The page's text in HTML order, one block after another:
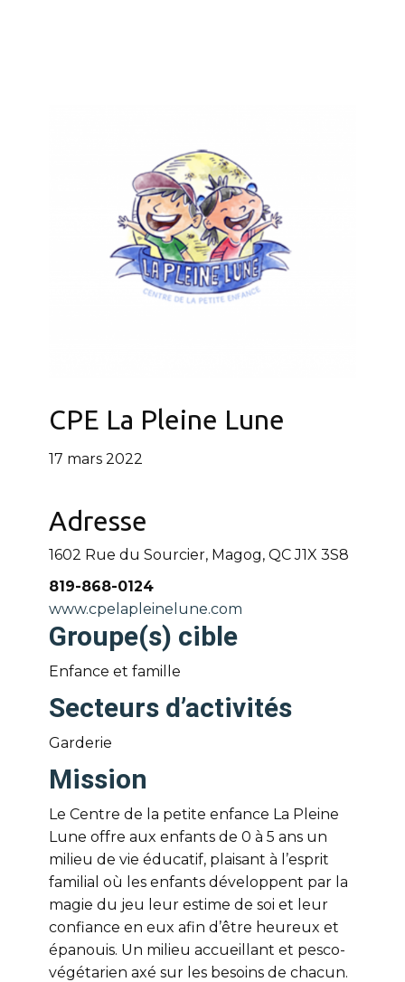
CPE La Pleine Lune
17 mars 2022
Adresse
1602 Rue du Sourcier, Magog, QCJ1X 3S8
819-868-0124
www.cpelapleinelune.com
Groupe(s) cible
Enfance et famille
Secteurs d’activités
Garderie
Mission
Le Centre de la petite enfance La Pleine
Lune offre aux enfants de 0 à 5 ans un
milieu de vie éducatif, plaisant à l’esprit
familial où les enfants développent par la
magie du jeu leur estime de soi et leur
confiance en eux afin d’être heureux et
épanouis. Un milieu accueillant et pesco-
végétarien axé sur les besoins de chacun.